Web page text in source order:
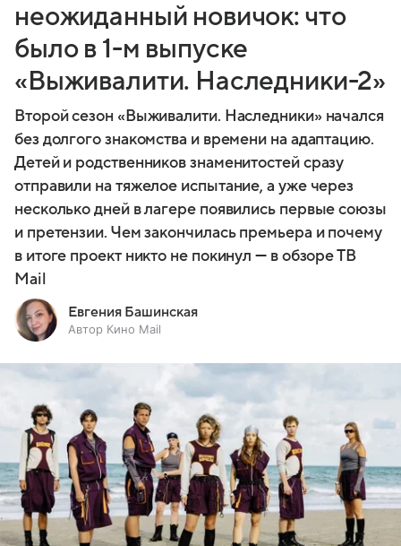
неожиданный новичок: что
было в 1-м выпуске
«Выживалити. Наследники-2»
Второй сезон «Выживалити. Наследники» начался
без долгого знакомства и времени на адаптацию.
Детей и родственников знаменитостей сразу
отправили на тяжелое испытание, а уже через
несколько дней в лагере появились первые союзы
и претензии. Чем закончилась премьера и почему
в итоге проект никто не покинул — в обзоре ТВ
Mail
Евгения Башинская
Автор Кино Mail